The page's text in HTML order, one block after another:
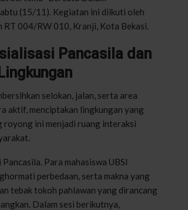
(15/11). Kegiatan ini diikuti oleh
004/RW 010, Kranji, Kota Bekasi.
Pancasila dan
selokan, jalan, serta area
aktif, menciptakan lingkungan yang
royong ini menjadi ruang interaksi
Para mahasiswa UBSI
perbedaan, serta makna yang
tebak tokoh pahlawan yang dirancang
Dalam sesi berikutnya,